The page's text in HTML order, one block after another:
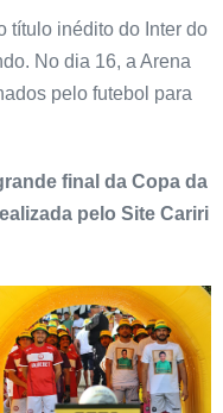
título inédito do Inter do
No dia 16, a Arena
pelo futebol para
final da Copa da
pelo Site Cariri